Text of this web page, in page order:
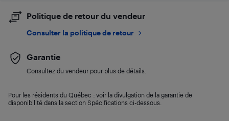
Politique de retour du vendeur
Consulter la politique de retour
Garantie
Consultez du vendeur pour plus de détails.
Pour les résidents du Québec : voir la divulgation de la garantie de
disponibilité dans la section Spécifications ci-dessous.